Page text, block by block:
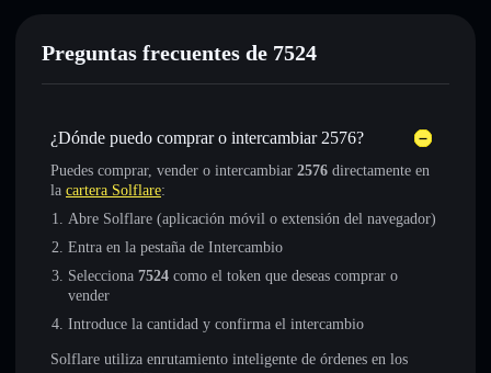
Preguntas frecuentes de 7524
¿Dónde puedo comprar o intercambiar 2576?
Puedes comprar, vender o intercambiar 2576 directamente en
la cartera Solflare:
Abre Solflare (aplicación móvil o extensión del navegador)
Entra en la pestaña de Intercambio
Selecciona 7524 como el token que deseas comprar o
vender
Introduce la cantidad y confirma el intercambio
Solflare utiliza enrutamiento inteligente de órdenes en los